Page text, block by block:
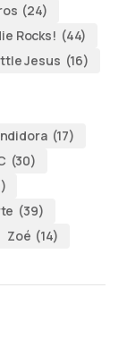
(24)
Rocks! (44)
Jesus (16)
(17)
(30)
(39)
Zoé (14)